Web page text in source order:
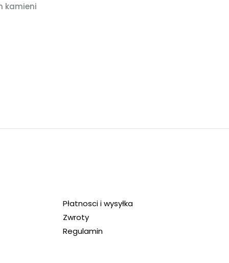
kamieni
Płatnosci i wysyłka
Zwroty
Regulamin